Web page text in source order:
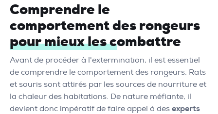
Comprendre le
comportement des rongeurs
pour mieux les combattre
Avant de procéder à l'extermination, il est essentiel
de comprendre le comportement des rongeurs. Rats
et souris sont attirés par les sources de nourriture et
la chaleur des habitations. De nature méfiante, il
devient donc impératif de faire appel à des experts